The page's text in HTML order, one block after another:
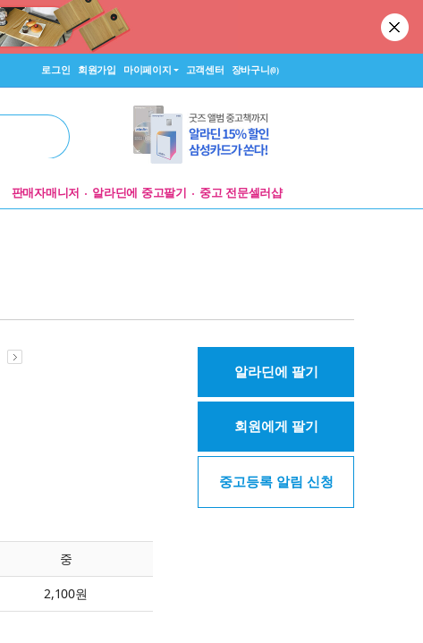
로그인 회원가입 마이페이지 고객센터 장바구니(0)
판매자매니저 알라딘에 중고팔기 중고 전문셀러샵
중
2,100원
알라딘에 팔기
회원에게 팔기
중고등록 알림 신청